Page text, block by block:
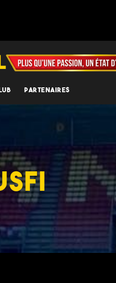
PARTENAIRES